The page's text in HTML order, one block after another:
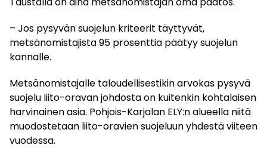
– Jos pysyvän suojelun kriteerit täyttyvät,
metsänomistajista 95 prosenttia päätyy suojelun
kannalle.
Metsänomistajalle taloudellisestikin arvokas pysyvä
suojelu liito-oravan johdosta on kuitenkin kohtalaisen
harvinainen asia. Pohjois-Karjalan ELY:n alueella niitä
muodostetaan liito-oravien suojeluun yhdestä viiteen
vuodessa.